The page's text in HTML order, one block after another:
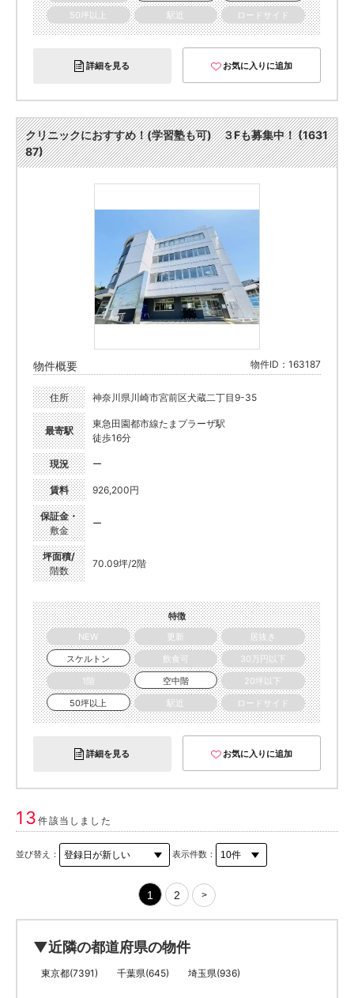
50坪以上
駅近 ロードサイド
詳細を見る お気に入りに追加
クリニックにおすすめ！(学習塾も可) ３Fも募集中！ (1631
87)
物件概要 物件ID：163187
住所 神奈川県川崎市宮前区犬蔵二丁目9-35
最寄駅
東急田園都市線たまプラーザ駅
徒歩16分
現況 ー
賃料 926,200円
保証金・
敷金
ー
坪面積/
階数
70.09坪/2階
特徴
NEW
更新
居抜き
スケルトン
飲食可
30万円以下
1階
空中階
20坪以下
50坪以上
駅近 ロードサイド
詳細を見る お気に入りに追加
13件該当しました
並び替え： 表示件数：
1 2 >
▼近隣の都道府県の物件
東京都(7391) 千葉県(645) 埼玉県(936)